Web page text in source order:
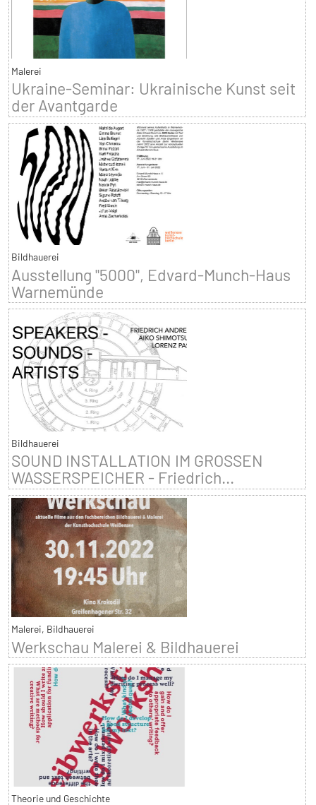
Malerei
Ukraine-Seminar: Ukrainische Kunst seit
der Avantgarde
Bildhauerei
Ausstellung "5000", Edvard-Munch-Haus
Warnemünde
Bildhauerei
SOUND INSTALLATION IM GROSSEN
WASSERSPEICHER - Friedrich...
Malerei, Bildhauerei
Werkschau Malerei & Bildhauerei
Theorie und Geschichte